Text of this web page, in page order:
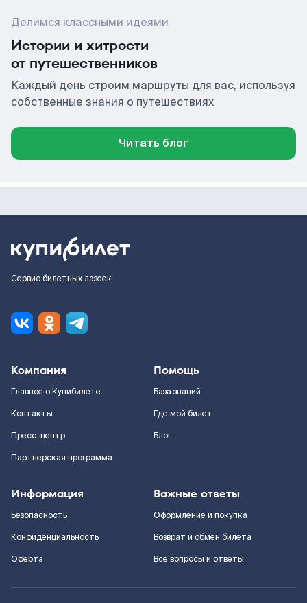
Делимся классными идеями
Истории и хитрости
от путешественников
Каждый день строим маршруты для вас, используя
собственные знания о путешествиях
Читать блог
Сервис билетных лазеек
Компания
Главное о Купибилете
Контакты
Пресс-центр
Партнерская программа
Помощь
База знаний
Где мой билет
Блог
Информация
Безопасность
Конфиденциальность
Оферта
Важные ответы
Оформление и покупка
Возврат и обмен билета
Все вопросы и ответы